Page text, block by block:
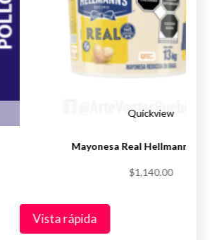
Quickview
Mayonesa Real Hellmann’s®
$1,140.00
Vista rápida